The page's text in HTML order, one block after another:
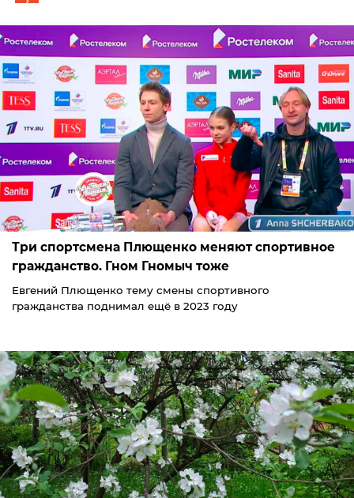
Три спортсмена Плющенко меняют спортивное
гражданство. Гном Гномыч тоже
Евгений Плющенко тему смены спортивного
гражданства поднимал ещё в 2023 году